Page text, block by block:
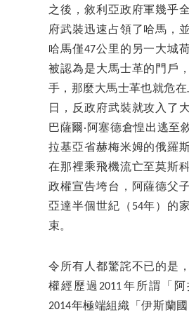
之後，敘利亞政府軍幾乎
府武裝迅速占領了哈馬，
哈馬僅47公里的另一大城
被認為是大馬士革的門戶
手，那麼大馬士革也就危
日，反政府武裝就攻入了
巴薩爾·阿塞德倉惶出逃至
拉基亞省赫梅米姆的俄羅
在那裡乘飛機流亡至莫斯
政權宣告垮台，阿薩德父
亞達半個世紀（54年）的
束。
令所有人都驚詫不已的是
權經歷過2011年所謂「
2014年極端組織「伊斯蘭國